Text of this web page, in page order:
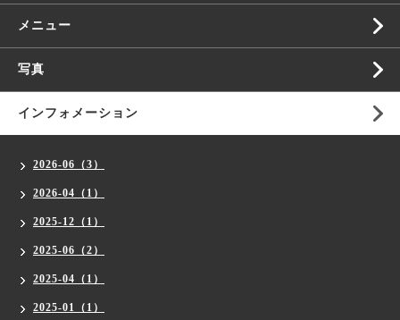
メニュー
写真
インフォメーション
2026-06（3）
2026-04（1）
2025-12（1）
2025-06（2）
2025-04（1）
2025-01（1）